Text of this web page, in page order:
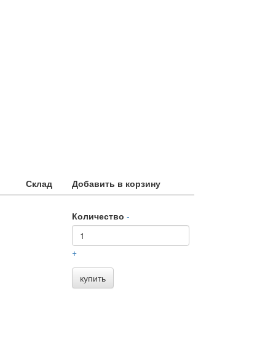
Склад
Добавить в корзину
Количество -
+
купить